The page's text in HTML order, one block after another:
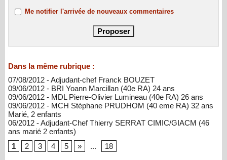
Me notifier l'arrivée de nouveaux commentaires
Dans la même rubrique :
07/08/2012 - Adjudant-chef Franck BOUZET
09/06/2012 - BRI Yoann Marcillan (40e RA) 24 ans
09/06/2012 - MDL Pierre-Olivier Lumineau (40e RA) 26 ans
09/06/2012 - MCH Stéphane PRUDHOM (40 eme RA) 32 ans
Marié, 2 enfants
06/2012 - Adjudant-Chef Thierry SERRAT CIMIC/GIACM (46
ans marié 2 enfants)
1
2 3 4 5 » ... 18